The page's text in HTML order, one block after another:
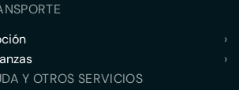
›
›
Y OTROS SERVICIOS